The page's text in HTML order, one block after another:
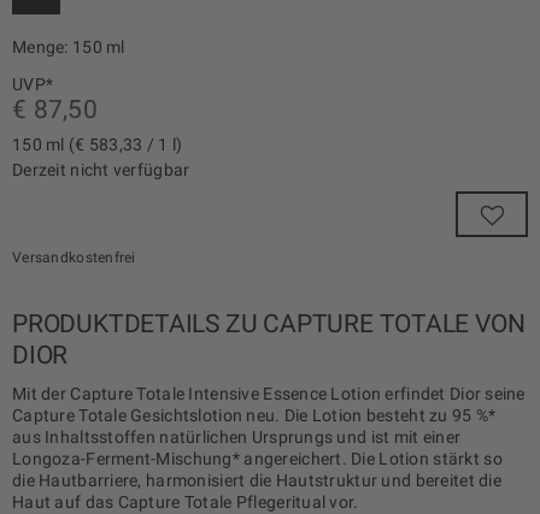
Menge: 150 ml
UVP*
€ 87,50
Derzeit nicht verfügbar
150 ml (€ 583,33 / 1 l)
Versandkostenfrei
PRODUKTDETAILS ZU CAPTURE TOTALE VON
DIOR
Mit der Capture Totale Intensive Essence Lotion erfindet Dior seine
Capture Totale Gesichtslotion neu. Die Lotion besteht zu 95 %*
aus Inhaltsstoffen natürlichen Ursprungs und ist mit einer
Longoza-Ferment-Mischung* angereichert. Die Lotion stärkt so
die Hautbarriere, harmonisiert die Hautstruktur und bereitet die
Haut auf das Capture Totale Pflegeritual vor.